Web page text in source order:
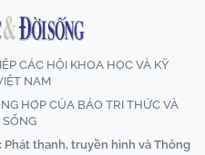
CÁC HỘI KHOA HỌC VÀ KỸ
NAM
HỢP CỦA BÁO TRI THỨC VÀ
Phát thanh, truyền hình và Thông